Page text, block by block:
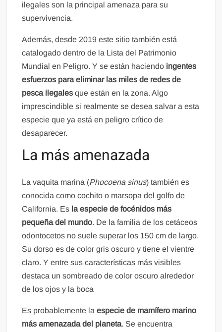
ilegales son la principal amenaza para su
supervivencia.
Además, desde 2019 este sitio también está
catalogado dentro de la Lista del Patrimonio
Mundial en Peligro. Y se están haciendo ingentes
esfuerzos para eliminar las miles de redes de
pesca ilegales que están en la zona. Algo
imprescindible si realmente se desea salvar a esta
especie que ya está en peligro crítico de
desaparecer.
La más amenazada
La vaquita marina (Phocoena sinus) también es
conocida como cochito o marsopa del golfo de
California. Es la especie de focénidos más
pequeña del mundo. De la familia de los cetáceos
odontocetos no suele superar los 150 cm de largo.
Su dorso es de color gris oscuro y tiene el vientre
claro. Y entre sus características más visibles
destaca un sombreado de color oscuro alrededor
de los ojos y la boca
Es probablemente laespecie de mamífero marino
más amenazada del planeta. Se encuentra